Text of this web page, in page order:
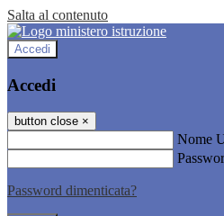
Salta al contenuto
Accedi
Accedi
button close ×
Nome
Password dimenticata?